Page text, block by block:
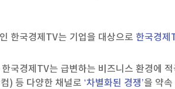
한국경제TV는기업을대상으로 한국경
국경제TV는급변하는비즈니스환경에
컴)등다양한채널로 ‘차별화된경쟁’을약속